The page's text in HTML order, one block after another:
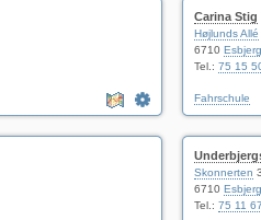
Carina Stig
Højlunds Allé
6710
Tel.: 75 15
Fahrschule
Skonnerten
6710
Tel.: 75 11